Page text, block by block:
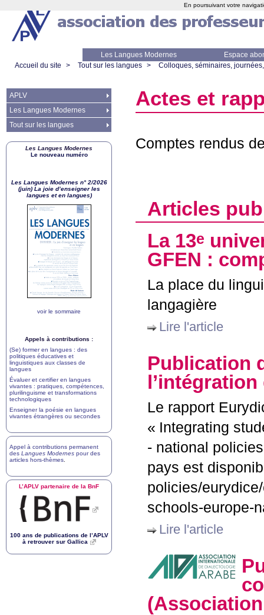
Les Langues Modernes
Espace
Accueil du site
> Tout sur les langues > Colloques, séminaires,
Actes et
Comptes rendus
Articles
La 13e
GFEN :
La place du
langagière
Lire l'article
Publication
Le rapport
« Integrating
- national
pays est
policies/
schools-europe-
Lire l'article
APLV
Les Langues Modernes
Tout sur les langues
Les Langues Modernes
Le nouveau numéro
Les Langues Modernes n° 2/2026
(juin) La joie d’enseigner les
langues et en langues)
voir le sommaire
Appels à contributions :
(Se) former en langues : des
politiques éducatives et
linguistiques aux classes de
langues
Évaluer et certifier en langues
vivantes : pratiques, compétences,
plurilinguisme et transformations
technologiques
Enseigner la poésie en langues
vivantes étrangères ou secondes
Appel à contributions permanent
des Langues Modernes pour des
articles hors-thèmes
L’APLV partenaire de la BnF
100 ans de publications de l’APLV
à retrouver sur Gallica
En poursuivant votre